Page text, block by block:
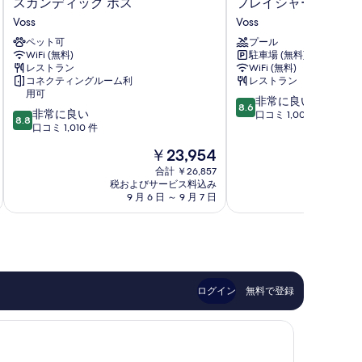
カ
ン
デ
ィ
ッ
ク
ス
Voss
Voss
ペット可
WiFi (無料)
レストラン
コネクティングルーム利
用可
10
段
に
コ
件
8.8 非常に良い
口コミ 1,010 件
現
在
の
料
金
￥23,954
合計 ￥26,857
税およびサービス料込み
9 月 6 日 ～ 9 月 7 日
レ
イ
シ
ャ
ー
ズ
ホ
テ
Voss
プール
駐車場 (無料)
WiFi (無料)
レストラン
10
段
良
ミ
1,005
件
8.6 非常に良い
口コミ 1,005 件
ログイン 無料で登録